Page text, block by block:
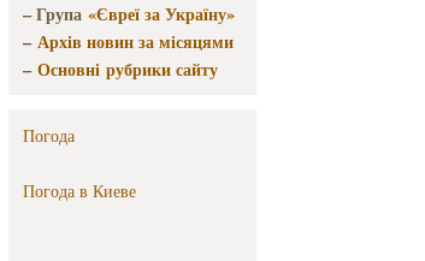
– Група «Євреї за Україну»
–Архів новин за місяцями
–Основні рубрики сайту
Погода
Погода в Киеве